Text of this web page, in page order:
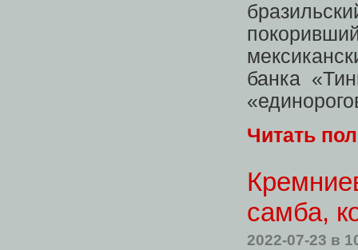
банка
Читать
самба,
2022-07-23 в